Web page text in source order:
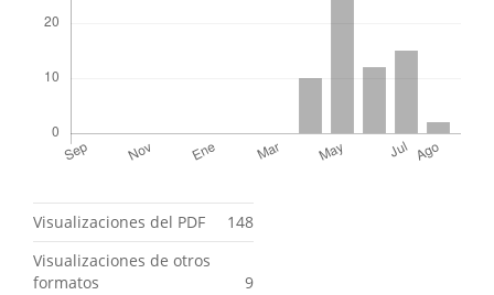
Visualizaciones del PDF
148
Visualizaciones de otros
formatos
9